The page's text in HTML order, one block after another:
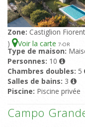
Zone: Castiglion
)
Voir la carte 7-OR
Type de maison:
Personnes: 10
Chambres doubles: 5
Salles de bains: 3
Piscine: Piscine privée
Campo